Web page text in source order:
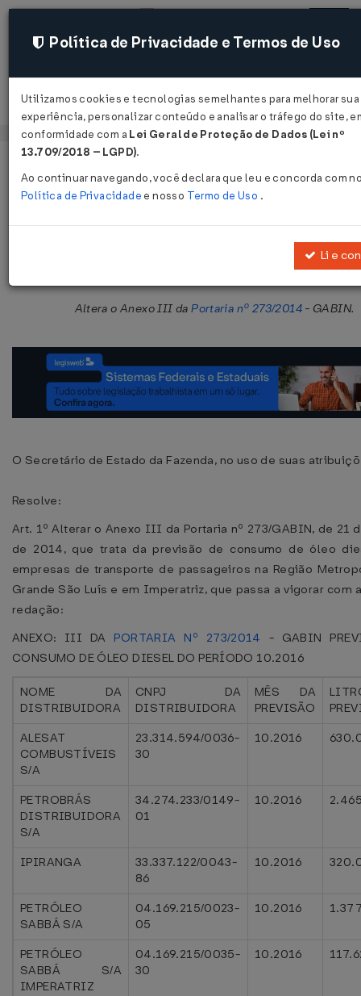
Acessar
Publicado no DOE - MA em 22 set 2016
Altera o Anexo III daPortaria nº 273/2014- GABIN.
O Secretário de Estado da Fazenda, no uso de suas
Resolve:
Art. 1º Alterar o Anexo III da Portaria nº 273/GABIN, de 21
de 2014, que trata da previsão de consumo de óleo
empresas de transporte de passageiros na Região
Grande São Luís e em Imperatriz, que passa a vigorar com
redação:
ANEXO: III DA PORTARIA Nº 273/2014 - GABIN
CONSUMO DE ÓLEO DIESEL DO PERÍODO 10.2016
NOME DA
DISTRIBUIDORA
CNPJ DA
DISTRIBUIDORA
MÊS DA
PREVISÃO
ALESAT
COMBUSTÍVEIS
S/A
23.314.594/0036-
30
10.2016
PETROBRÁS
DISTRIBUIDORA
S/A
34.274.233/0149-
01
10.2016
IPIRANGA
33.337.122/0043-
86
10.2016
PETRÓLEO
SABBÁ S/A
04.169.215/0023-
05
10.2016
PETRÓLEO
SABBÁ S/A
IMPERATRIZ
04.169.215/0035-
30
10.2016
Política de Privacidade e Termos de Uso
Utilizamos cookies e tecnologias semelhantes para melhorar sua
experiência, personalizar conteúdo e analisar o tráfego do site,
conformidade com a Lei Geral de Proteção de Dados (Lei nº
13.709/2018 – LGPD).
Ao continuar navegando, você declara que leu e concorda com
Política de Privacidade e nosso Termo de Uso .
Li e